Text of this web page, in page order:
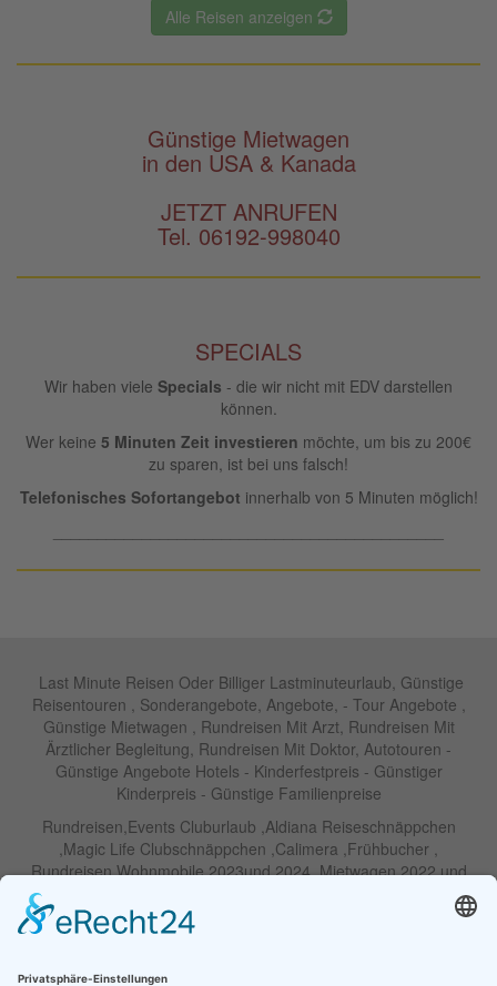
Alle Reisen anzeigen
Günstige Mietwagen
in den USA & Kanada
JETZT ANRUFEN
Tel. 06192-998040
SPECIALS
Wir haben viele Specials - die wir nicht mit EDV darstellen
können.
Wer keine 5 Minuten Zeit investieren möchte, um bis zu 200€
zu sparen, ist bei uns falsch!
Telefonisches Sofortangebot innerhalb von 5 Minuten möglich!
Last Minute Reisen Oder Billiger Lastminuteurlaub, Günstige
Reisentouren , Sonderangebote, Angebote, - Tour Angebote ,
Günstige Mietwagen , Rundreisen Mit Arzt, Rundreisen Mit
Ärztlicher Begleitung, Rundreisen Mit Doktor, Autotouren -
Günstige Angebote Hotels - Kinderfestpreis - Günstiger
Kinderpreis - Günstige Familienpreise
Rundreisen,Events Cluburlaub ,Aldiana Reiseschnäppchen
,Magic Life Clubschnäppchen ,Calimera ,Frühbucher ,
Rundreisen Wohnmobile 2023und 2024 ,Mietwagen 2022 und
Weihnachtreisen 2022 und 2023 , Silvesterreisen 2022 und 2032,
Namibia, Wohnmobile , Billige Angebote, Touren,Angebote Für
Mietwagentouren , Billige Lastminute Angebote Für